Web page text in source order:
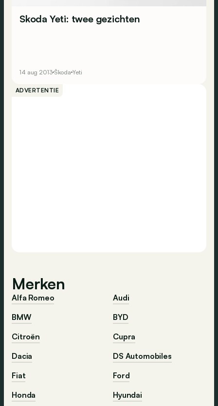
Skoda Yeti: twee gezichten
14 aug 2013 Škoda Yeti
ADVERTENTIE
Merken
Alfa Romeo
Audi
BMW
BYD
Citroën
Cupra
Dacia
DS Automobiles
Fiat
Ford
Honda
Hyundai